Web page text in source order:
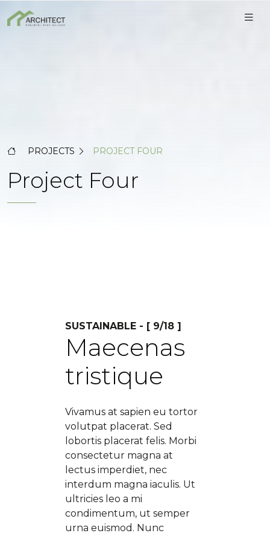
PROJECTS PROJECT FOUR
Project Four
SUSTAINABLE - [ 9/18 ]
Maecenas
tristique
Vivamus at sapien eu tortor
volutpat placerat. Sed
lobortis placerat felis. Morbi
consectetur magna at
lectus imperdiet, nec
interdum magna iaculis. Ut
ultricies leo a mi
condimentum, ut semper
urna euismod. Nunc